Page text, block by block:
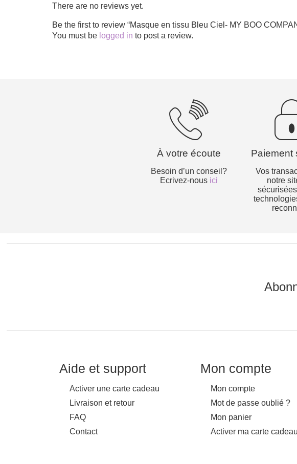
There are no reviews yet.
Be the first to review “Masque en tissu Bleu Ciel- MY BOO
You must be logged in to post a review.
À votre écoute
Besoin d’un conseil?
Ecrivez-nous ici
Paiement
Vos
notre
Aide et support
Activer une carte cadeau
Livraison et retour
FAQ
Contact
Mon compte
Mon compte
Mot de passe oublié ?
Mon panier
Activer ma carte cadeau